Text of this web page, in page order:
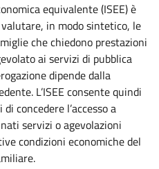
equivalente (ISEE) è
in modo sintetico, le
che chiedono prestazioni
ai servizi di pubblica
dipende dalla
L’ISEE consente quindi
concedere l’accesso a
servizi o agevolazioni
condizioni economiche del